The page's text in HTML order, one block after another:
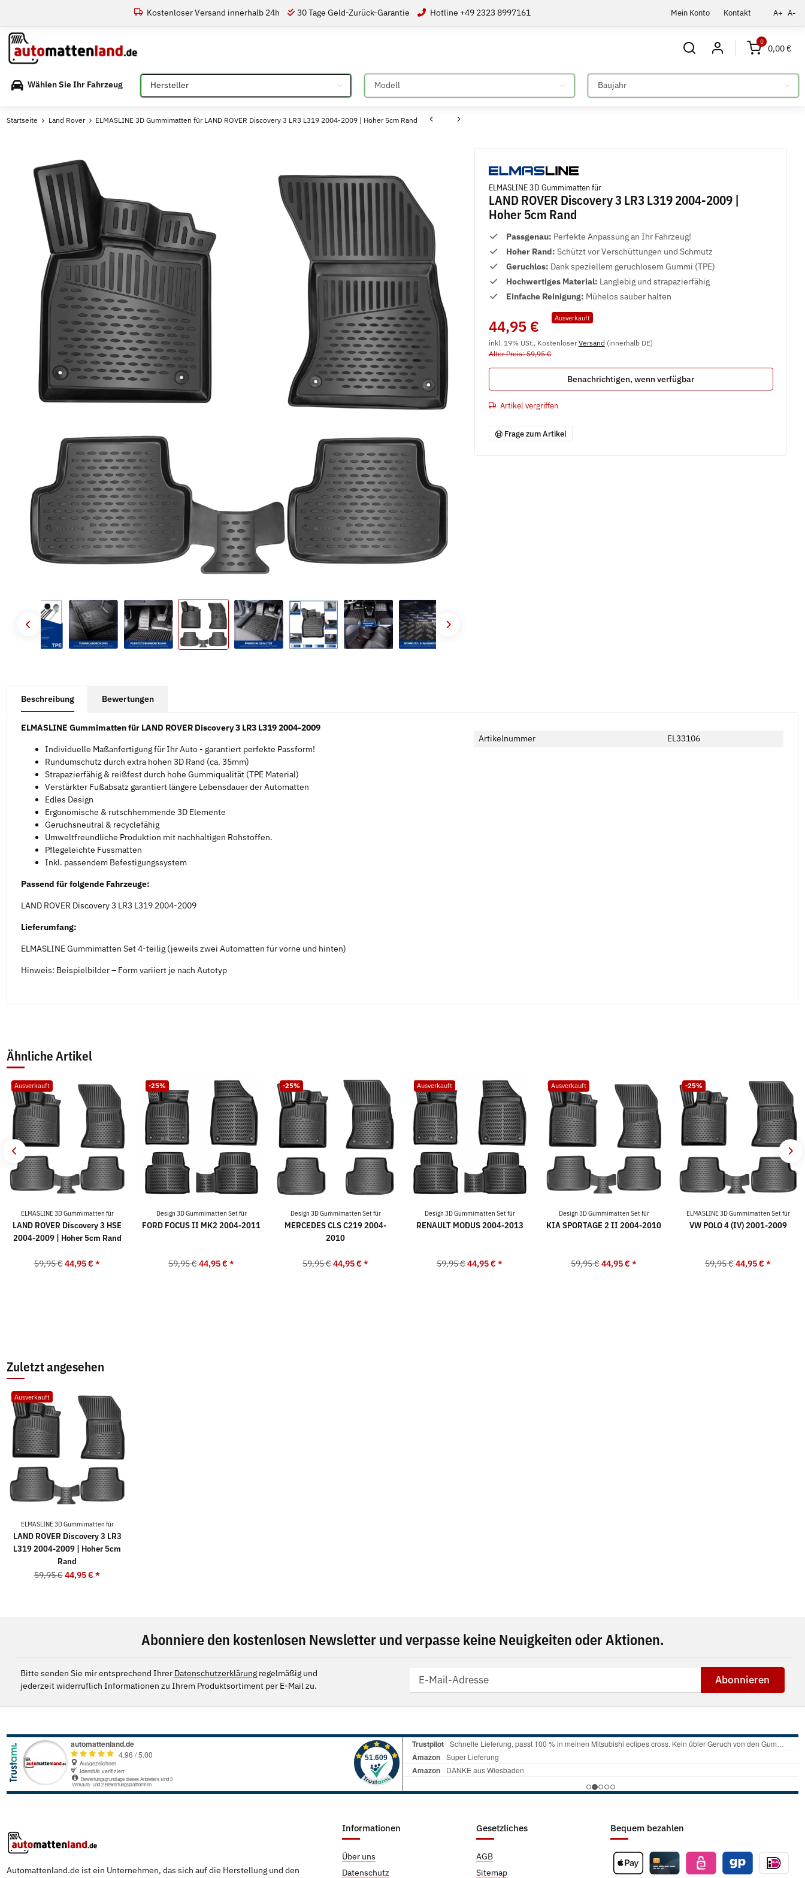
Mein Konto Kontakt A+ A-
Kostenloser Versand innerhalb 24h 30 Tage Geld-Zurück-Garantie Hotline +49 2323 8997161
0
0,00 €
Wählen Sie Ihr Fahrzeug Bitte auswählen Bitte auswählen Bitte auswählen
Startseite Land Rover ELMASLINE 3D Gummimatten für LAND ROVER Discovery 3 LR3 L319 2004-2009 | Hoher 5cm Rand
ELMASLINE 3D Gummimatten für
LAND ROVER Discovery 3 LR3 L319 2004-2009 |
Hoher 5cm Rand
Passgenau: Perfekte Anpassung an Ihr Fahrzeug!
Hoher Rand: Schützt vor Verschüttungen und Schmutz
Geruchlos: Dank speziellem geruchlosem Gummi (TPE)
Hochwertiges Material: Langlebig und strapazierfähig
Einfache Reinigung: Mühelos sauber halten
Ausverkauft
44,95 €
inkl. 19% USt., KostenloserVersand (innerhalb DE)
Alter Preis: 59,95 €
Benachrichtigen, wenn verfügbar
Artikel vergriffen
Frage zum Artikel
Beschreibung Bewertungen
ELMASLINE Gummimatten für LAND ROVER Discovery 3 LR3 L319 2004-2009
Individuelle Maßanfertigung für Ihr Auto - garantiert perfekte Passform!
Rundumschutz durch extra hohen 3D Rand (ca. 35mm)
Strapazierfähig & reißfest durch hohe Gummiqualität (TPE Material)
Verstärkter Fußabsatz garantiert längere Lebensdauer der Automatten
Edles Design
Ergonomische & rutschhemmende 3D Elemente
Geruchsneutral & recyclefähig
Umweltfreundliche Produktion mit nachhaltigen Rohstoffen.
Pflegeleichte Fussmatten
Inkl. passendem Befestigungssystem
Passend für folgende Fahrzeuge:
LAND ROVER Discovery 3 LR3 L319 2004-2009
Lieferumfang:
ELMASLINE Gummimatten Set 4-teilig (jeweils zwei Automatten für vorne und hinten)
Hinweis: Beispielbilder – Form variiert je nach Autotyp
Artikelnummer EL33106
Ähnliche Artikel
Ausverkauft
ELMASLINE 3D Gummimatten für
LAND ROVER Discovery 3 HSE
2004-2009 | Hoher 5cm Rand
59,95 € 44,95 €*
-25%
Design 3D Gummimatten Set für
FORD FOCUS II MK2 2004-2011
59,95 € 44,95 €*
-25%
Design 3D Gummimatten Set für
MERCEDES CLS C219 2004-
2010
59,95 € 44,95 €*
Ausverkauft
Design 3D Gummimatten Set für
RENAULT MODUS 2004-2013
59,95 € 44,95 €*
Ausverkauft
Design 3D Gummimatten Set für
KIA SPORTAGE 2 II 2004-2010
59,95 € 44,95 €*
-25%
ELMASLINE 3D Gummimatten Set für
VW POLO 4 (IV) 2001-2009
59,95 € 44,95 €*
Zuletzt angesehen
Ausverkauft
ELMASLINE 3D Gummimatten für
LAND ROVER Discovery 3 LR3
L319 2004-2009 | Hoher 5cm
Rand
59,95 € 44,95 €*
Abonniere den kostenlosen Newsletter und verpasse keine Neuigkeiten oder Aktionen.
Bitte senden Sie mir entsprechend Ihrer Datenschutzerklärungregelmäßig und
jederzeit widerruflich Informationen zu Ihrem Produktsortiment per E-Mail zu.
Abonnieren
Automattenland.de ist ein Unternehmen, das sich auf die Herstellung und den
Informationen
Über uns
Datenschutz
Gesetzliches
AGB
Sitemap
Bequem bezahlen